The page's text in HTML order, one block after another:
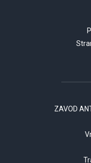
ZAVOD